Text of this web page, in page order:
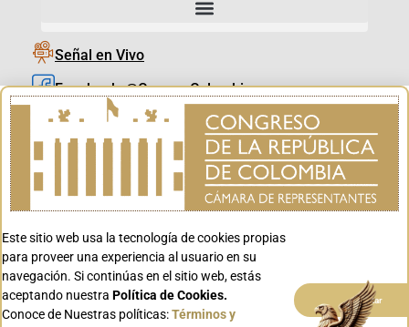
Señal en Vivo
Facebook_@CamaraColombia
Instagram_@CamaraColombia
X_@CamaraColombia
Youtube_@CamaraColombia
Youtube_@CanalCongreso
Este sitio web usa la tecnología de cookies propias
para proveer una experiencia al usuario en su
navegación. Si continúas en el sitio web, estás
aceptando nuestra Política de Cookies.
Conoce de Nuestras políticas:Términos y
Aceptar